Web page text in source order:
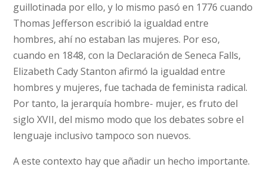
guillotinada por ello, y lo mismo pasó en 1776 cuando
Thomas Jefferson escribió la igualdad entre
hombres, ahí no estaban las mujeres. Por eso,
cuando en 1848, con la Declaración de Seneca Falls,
Elizabeth Cady Stanton afirmó la igualdad entre
hombres y mujeres, fue tachada de feminista radical.
Por tanto, la jerarquía hombre- mujer, es fruto del
siglo XVII, del mismo modo que los debates sobre el
lenguaje inclusivo tampoco son nuevos.
A este contexto hay que añadir un hecho importante.